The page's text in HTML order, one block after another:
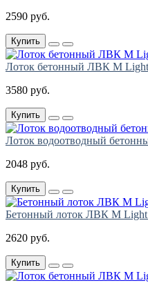
2590 руб.
Купить
Лоток бетонный ЛВК М
3580 руб.
Купить
Лоток водоотводный
2048 руб.
Купить
Бетонный лоток ЛВК М
2620 руб.
Купить